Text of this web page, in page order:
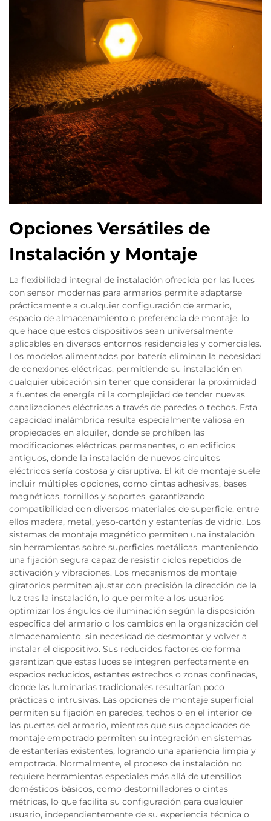
Opciones Versátiles de
Instalación y Montaje
La flexibilidad integral de instalación ofrecida por las luces
con sensor modernas para armarios permite adaptarse
prácticamente a cualquier configuración de armario,
espacio de almacenamiento o preferencia de montaje, lo
que hace que estos dispositivos sean universalmente
aplicables en diversos entornos residenciales y comerciales.
Los modelos alimentados por batería eliminan la necesidad
de conexiones eléctricas, permitiendo su instalación en
cualquier ubicación sin tener que considerar la proximidad
a fuentes de energía ni la complejidad de tender nuevas
canalizaciones eléctricas a través de paredes o techos. Esta
capacidad inalámbrica resulta especialmente valiosa en
propiedades en alquiler, donde se prohíben las
modificaciones eléctricas permanentes, o en edificios
antiguos, donde la instalación de nuevos circuitos
eléctricos sería costosa y disruptiva. El kit de montaje suele
incluir múltiples opciones, como cintas adhesivas, bases
magnéticas, tornillos y soportes, garantizando
compatibilidad con diversos materiales de superficie, entre
ellos madera, metal, yeso-cartón y estanterías de vidrio. Los
sistemas de montaje magnético permiten una instalación
sin herramientas sobre superficies metálicas, manteniendo
una fijación segura capaz de resistir ciclos repetidos de
activación y vibraciones. Los mecanismos de montaje
giratorios permiten ajustar con precisión la dirección de la
luz tras la instalación, lo que permite a los usuarios
optimizar los ángulos de iluminación según la disposición
específica del armario o los cambios en la organización del
almacenamiento, sin necesidad de desmontar y volver a
instalar el dispositivo. Sus reducidos factores de forma
garantizan que estas luces se integren perfectamente en
espacios reducidos, estantes estrechos o zonas confinadas,
donde las luminarias tradicionales resultarían poco
prácticas o intrusivas. Las opciones de montaje superficial
permiten su fijación en paredes, techos o en el interior de
las puertas del armario, mientras que sus capacidades de
montaje empotrado permiten su integración en sistemas
de estanterías existentes, logrando una apariencia limpia y
empotrada. Normalmente, el proceso de instalación no
requiere herramientas especiales más allá de utensilios
domésticos básicos, como destornilladores o cintas
métricas, lo que facilita su configuración para cualquier
usuario, independientemente de su experiencia técnica o